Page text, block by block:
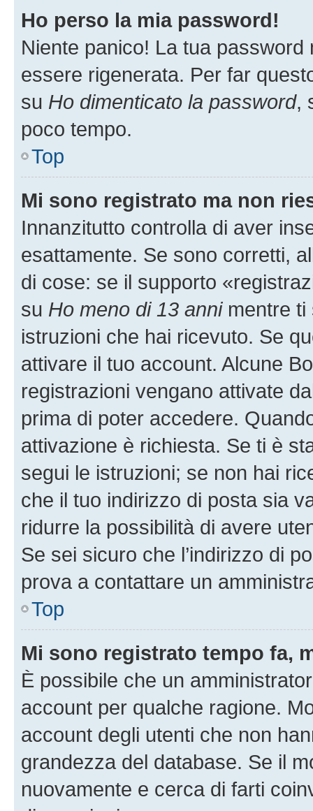
Ho perso la mia password!
Niente panico! La tua
essere rigenerata. Per far
su Ho dimenticato la password,
poco tempo.
Top
Mi sono registrato ma non
Innanzitutto controlla di aver
esattamente. Se sono corretti,
di cose: se il supporto
su Ho meno di 13 annimentre ti
istruzioni che hai ricevuto. Se
attivare il tuo account. Alcune
registrazioni vengano attivate
prima di poter accedere.
attivazione è richiesta. Se ti è
segui le istruzioni; se non hai
che il tuo indirizzo di posta sia
ridurre la possibilità di avere
Se sei sicuro che l’indirizzo di
prova a contattare un
Top
Mi sono registrato tempo fa,
È possibile che un
account per qualche ragione.
account degli utenti che non
grandezza del database. Se il
nuovamente e cerca di farti